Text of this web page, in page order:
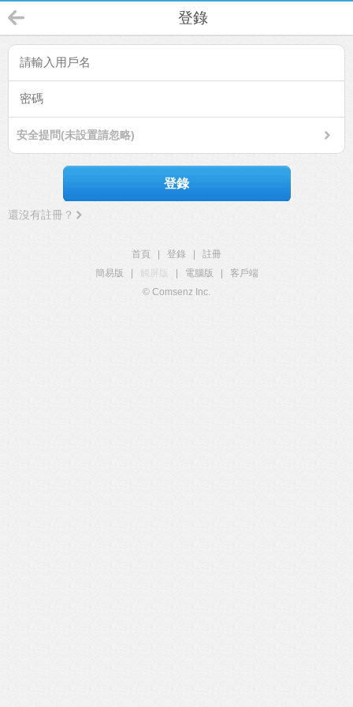
登錄
安全提問(未設置請忽略)
登錄
還沒有註冊？
首頁 登錄
註冊
簡易版
觸屏版 電腦版
客戶端
© Comsenz Inc.